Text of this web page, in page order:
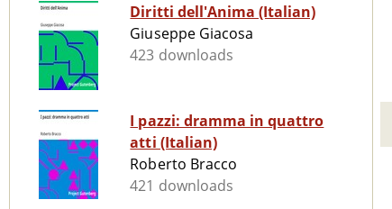
Diritti dell'Anima (Italian)
Giuseppe Giacosa
423 downloads
I pazzi: dramma in quattro
atti (Italian)
Roberto Bracco
421 downloads